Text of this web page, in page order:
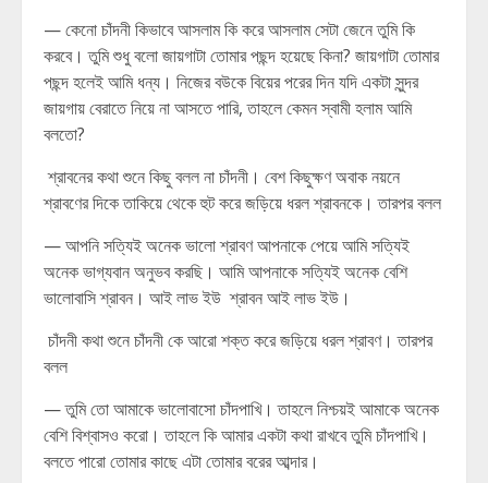
— কেনো চাঁদনী কিভাবে আসলাম কি করে আসলাম সেটা জেনে তুমি কি
করবে। তুমি শুধু বলো জায়গাটা তোমার পছন্দ হয়েছে কিনা? জায়গাটা তোমার
পছন্দ হলেই আমি ধন্য। নিজের বউকে বিয়ের পরের দিন যদি একটা সুন্দর
জায়গায় বেরাতে নিয়ে না আসতে পারি, তাহলে কেমন স্বামী হলাম আমি
বলতো?
শ্রাবনের কথা শুনে কিছু বলল না চাঁদনী। বেশ কিছুক্ষণ অবাক নয়নে
শ্রাবণের দিকে তাকিয়ে থেকে হুট করে জড়িয়ে ধরল শ্রাবনকে। তারপর বলল
— আপনি সত্যিই অনেক ভালো শ্রাবণ আপনাকে পেয়ে আমি সত্যিই
অনেক ভাগ্যবান অনুভব করছি। আমি আপনাকে সত্যিই অনেক বেশি
ভালোবাসি শ্রাবন। আই লাভ ইউ শ্রাবন আই লাভ ইউ।
চাঁদনী কথা শুনে চাঁদনী কে আরো শক্ত করে জড়িয়ে ধরল শ্রাবণ। তারপর
বলল
— তুমি তো আমাকে ভালোবাসো চাঁদপাখি। তাহলে নিশ্চয়ই আমাকে অনেক
বেশি বিশ্বাসও করো। তাহলে কি আমার একটা কথা রাখবে তুমি চাঁদপাখি।
বলতে পারো তোমার কাছে এটা তোমার বরের আব্দার।